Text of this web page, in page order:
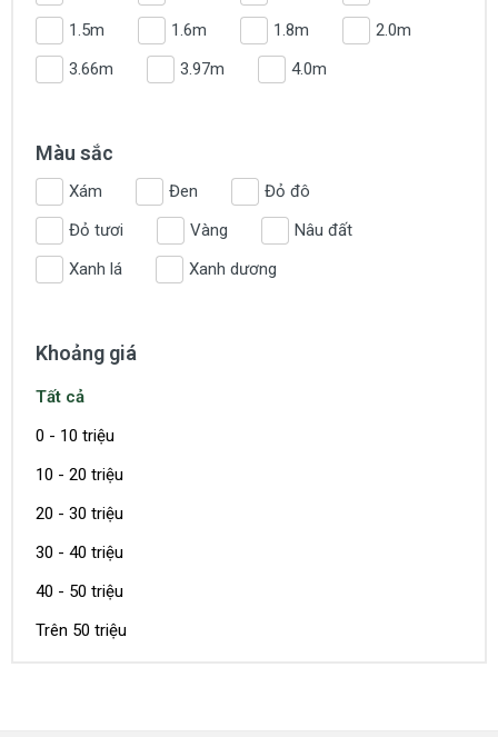
1.5m
1.6m 1.8m
2.0m
3.66m
3.97m 4.0m
Màu sắc
Xám Đen
Đỏ đô
Đỏ tươi
Vàng
Nâu đất
Xanh lá
Xanh dương
Khoảng giá
Tất cả
0 - 10 triệu
10 - 20 triệu
20 - 30 triệu
30 - 40 triệu
40 - 50 triệu
Trên 50 triệu